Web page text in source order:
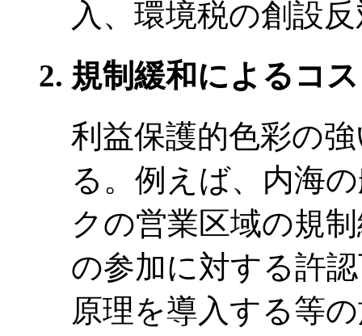
入、環境税の創設
規制緩和によるコ
利益保護的色彩の
る。例えば、内海
クの営業区域の規
の参加に対する許
原理を導入する等